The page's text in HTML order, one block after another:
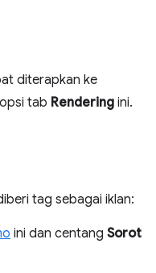
diterapkan ke
tab Rendering ini.
tag sebagai iklan:
ini dan centang Sorot